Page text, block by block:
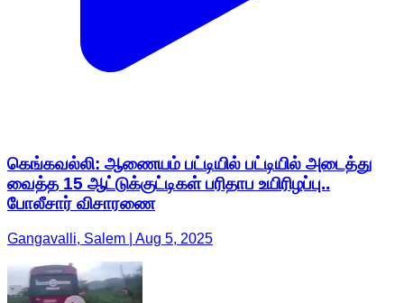
கெங்கவல்லி: ஆணையம் பட்டியில் பட்டியில் அடைத்து
வைத்த 15 ஆட்டுக்குட்டிகள் பரிதாப உயிரிழப்பு..
போலீசார் விசாரணை
Gangavalli, Salem | Aug 5, 2025